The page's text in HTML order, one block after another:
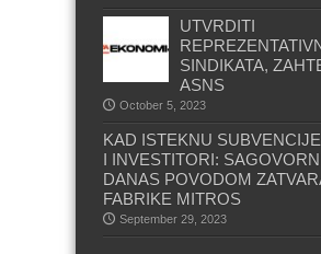
UTVRDITI
SINDIKATA,
ASNS
October 5, 2023
KAD ISTEKNU
I INVESTITORI:
DANAS POVODOM
FABRIKE MITROS
September 29, 2023